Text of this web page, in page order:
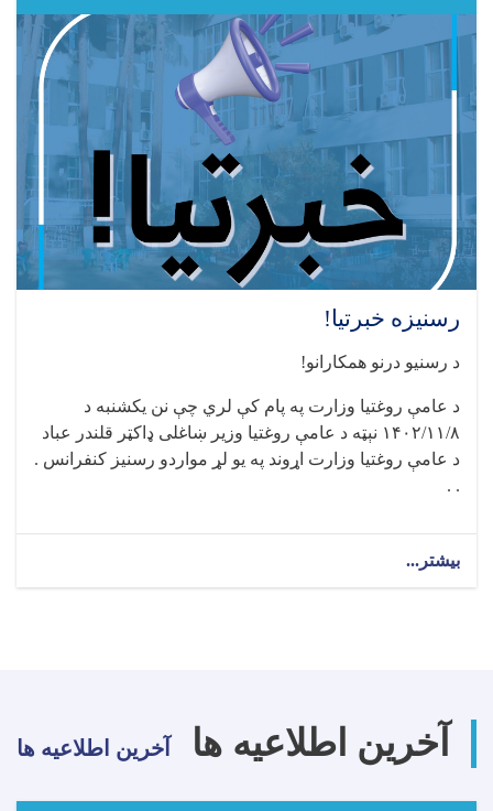
رسنیزه خبرتیا!
د رسنیو درنو همکارانو!
د عامې روغتیا وزارت په پام کې لري چې نن يکشنبه د
۱۴۰۲/۱۱/۸ نېټه د عامې روغتيا وزير ښاغلی ډاکټر قلندر عباد
د عامې روغتيا وزارت اړوند په يو لړ مواردو رسنيز کنفرانس .
. .
بیشتر...
آخرین اطلاعیه ها آخرین اطلاعیه ها